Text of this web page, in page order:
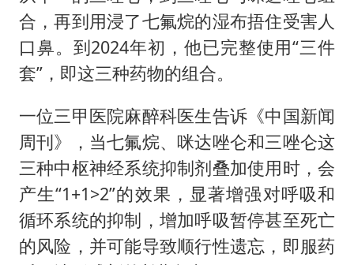
合，再到用浸了七氟烷的湿布捂住受害人
口鼻。到2024年初，他已完整使用“三件
套”，即这三种药物的组合。
一位三甲医院麻醉科医生告诉《中国新闻
周刊》，当七氟烷、咪达唑仑和三唑仑这
三种中枢神经系统抑制剂叠加使用时，会
产生“1+1>2”的效果，显著增强对呼吸和
循环系统的抑制，增加呼吸暂停甚至死亡
的风险，并可能导致顺行性遗忘，即服药